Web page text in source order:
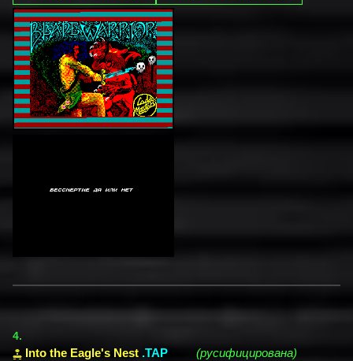
4.
Into the Eagle's Nest .TAP
(русифицирована)